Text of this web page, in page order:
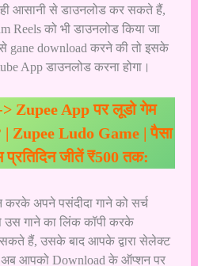
ही आसानी से डाउनलोड कर सकते हैं,
Reels को भी डाउनलोड किया जा
gane download करने की तो इसके
App डाउनलोड करना होगा।
> Zupee App पर लूडो गेम
Ludo Game | पैसा
प्रतिदिन जीतें ₹500 तक:
अपने पसंदीदा गाने को सर्च
गाने का लिंक कॉपी करके
हैं, उसके बाद आपके द्वारा सेलेक्ट
अब आपको Download के ऑप्शन पर